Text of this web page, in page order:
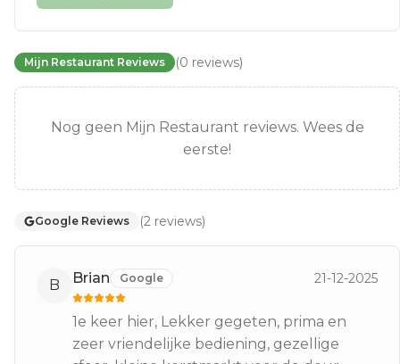
Mijn Restaurant Reviews (0 reviews)
Nog geen Mijn Restaurant reviews. Wees de
eerste!
Google Reviews (2 reviews)
B Brian Google 21-12-2025
1e keer hier, Lekker gegeten, prima en
zeer vriendelijke bediening, gezellige